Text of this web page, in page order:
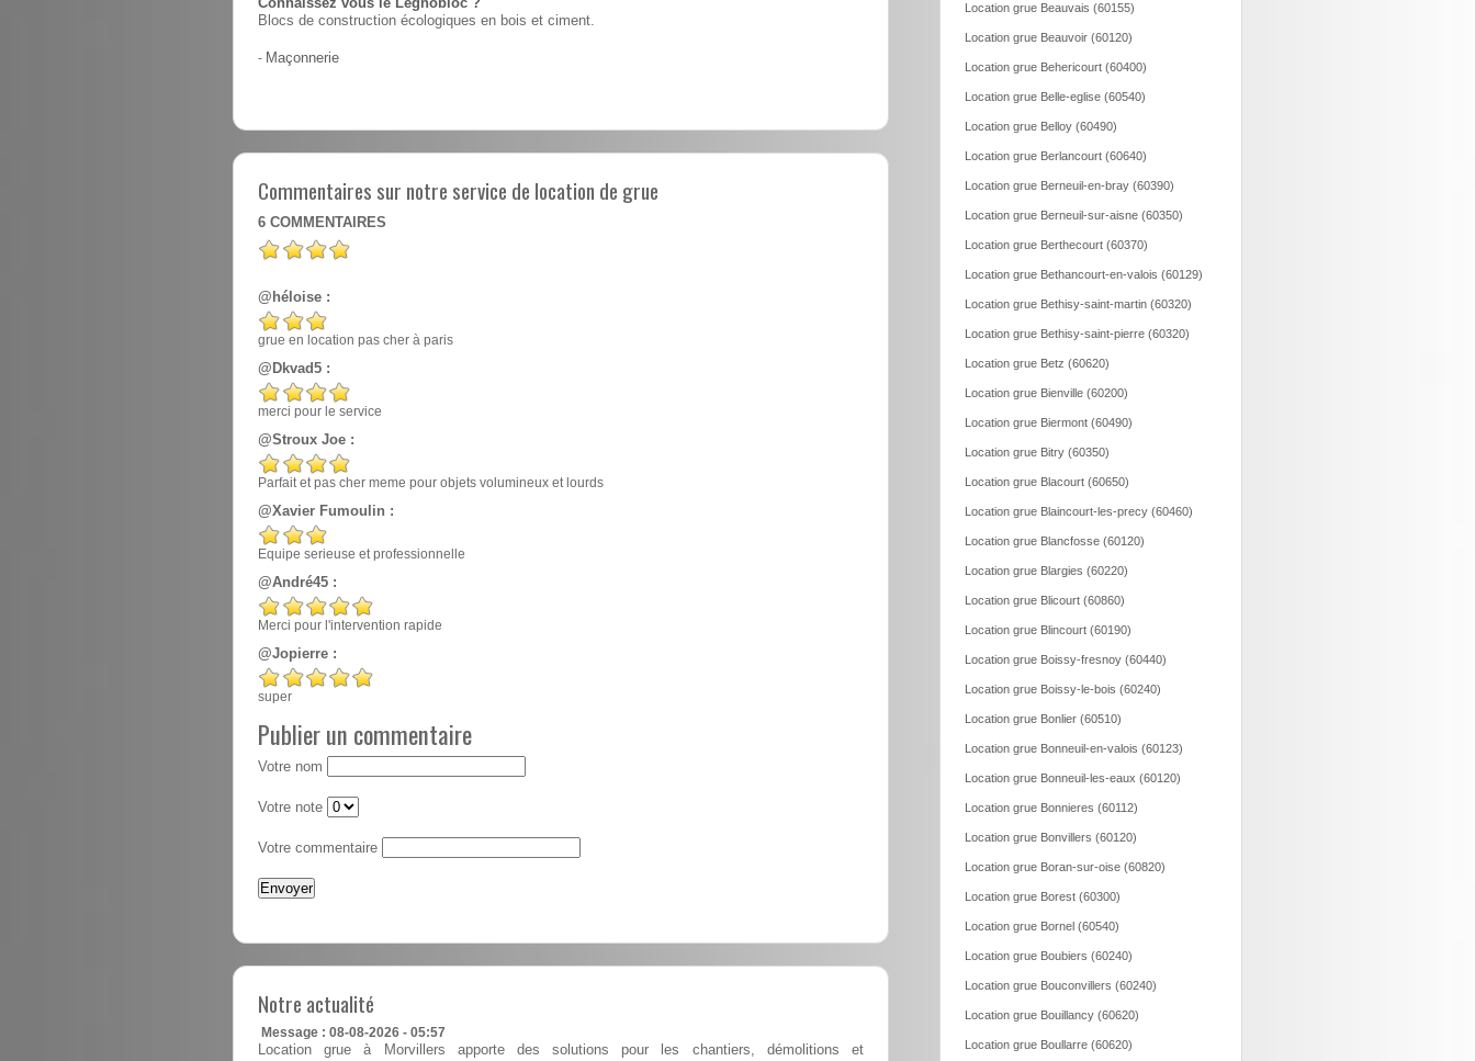
Connaissez vous le Legnobloc ?
Blocs de construction écologiques en bois et ciment.
- Maçonnerie
Commentaires sur notre service de location de grue
6 COMMENTAIRES
@héloise :
grue en location pas cher à paris
@Dkvad5 :
merci pour le service
@Stroux Joe :
Parfait et pas cher meme pour objets volumineux et lourds
@Xavier Fumoulin :
Equipe serieuse et professionnelle
@André45 :
Merci pour l'intervention rapide
@Jopierre :
super
Publier un commentaire
Votre nom
Votre note
Votre commentaire
Notre actualité
Message : 08-08-2026 - 05:57
Location grue à Morvillers apporte des solutions pour les chantiers, démolitions et
Location grue Beauvais (60155)
Location grue Beauvoir (60120)
Location grue Behericourt (60400)
Location grue Belle-eglise (60540)
Location grue Belloy (60490)
Location grue Berlancourt (60640)
Location grue Berneuil-en-bray (60390)
Location grue Berneuil-sur-aisne (60350)
Location grue Berthecourt (60370)
Location grue Bethancourt-en-valois (60129)
Location grue Bethisy-saint-martin (60320)
Location grue Bethisy-saint-pierre (60320)
Location grue Betz (60620)
Location grue Bienville (60200)
Location grue Biermont (60490)
Location grue Bitry (60350)
Location grue Blacourt (60650)
Location grue Blaincourt-les-precy (60460)
Location grue Blancfosse (60120)
Location grue Blargies (60220)
Location grue Blicourt (60860)
Location grue Blincourt (60190)
Location grue Boissy-fresnoy (60440)
Location grue Boissy-le-bois (60240)
Location grue Bonlier (60510)
Location grue Bonneuil-en-valois (60123)
Location grue Bonneuil-les-eaux (60120)
Location grue Bonnieres (60112)
Location grue Bonvillers (60120)
Location grue Boran-sur-oise (60820)
Location grue Borest (60300)
Location grue Bornel (60540)
Location grue Boubiers (60240)
Location grue Bouconvillers (60240)
Location grue Bouillancy (60620)
Location grue Boullarre (60620)